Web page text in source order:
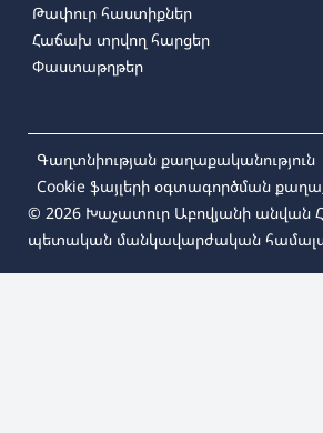
Թափուր հաստիքներ
Հաճախ տրվող հարցեր
Փաստաթղթեր
Գաղտնիության քաղաքականություն
Cookie ֆայլերի օգտագործման
© 2026 Խաչատուր Աբովյանի անվան
պետական մանկավարժական